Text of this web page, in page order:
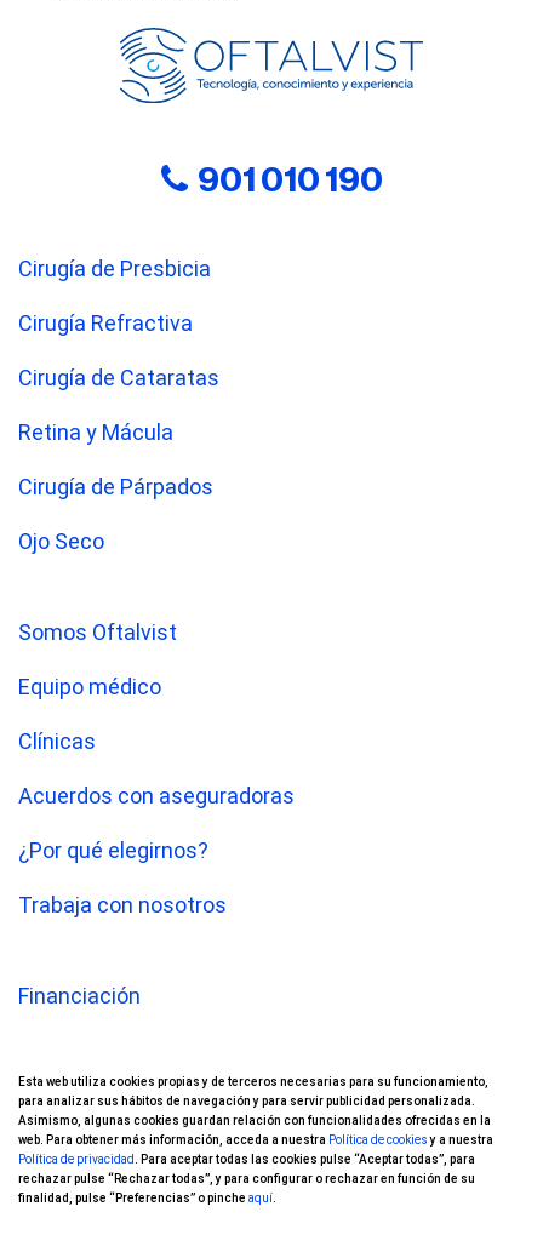
901 010 190
Cirugía de Presbicia
Cirugía Refractiva
Cirugía de Cataratas
Retina y Mácula
Cirugía de Párpados
Ojo Seco
Somos Oftalvist
Equipo médico
Clínicas
Acuerdos con aseguradoras
¿Por qué elegirnos?
Trabaja con nosotros
Financiación
Nuestros pacientes opinan
Ensayos Clínicos
Esta web utiliza cookies propias y de terceros necesarias para su funcionamiento,
para analizar sus hábitos de navegación y para servir publicidad personalizada.
Asimismo, algunas cookies guardan relación con funcionalidades ofrecidas en la
web. Para obtener más información, acceda a nuestra Política de cookiesy a nuestra
Política de privacidad
. Para aceptar todas las cookies pulse “Aceptar todas”, para
rechazar pulse “Rechazar todas”, y para configurar o rechazar en función de su
finalidad, pulse “Preferencias” o pinche aquí